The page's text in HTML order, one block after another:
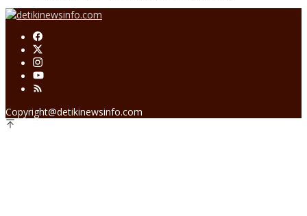
Copyright@detikinewsinfo.com